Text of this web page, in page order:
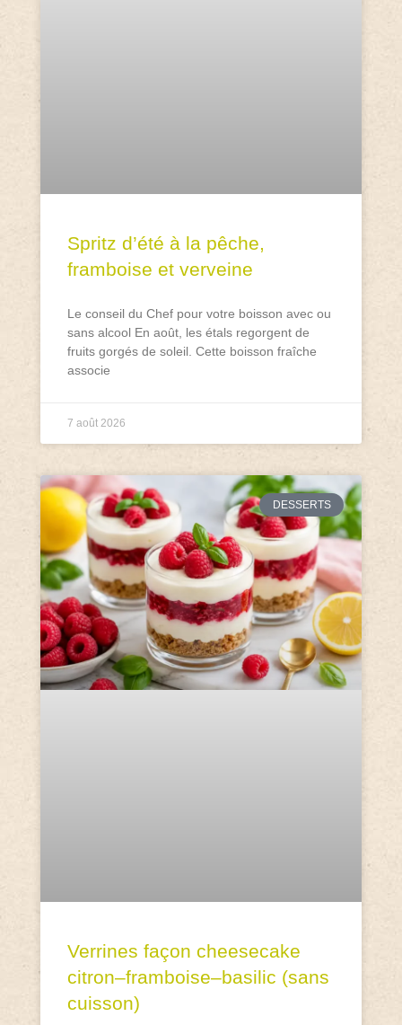
Spritz d’été à la pêche,
framboise et verveine
Le conseil du Chef pour votre boisson avec ou
sans alcool En août, les étals regorgent de
fruits gorgés de soleil. Cette boisson fraîche
associe
7 août 2026
DESSERTS
Verrines façon cheesecake
citron–framboise–basilic (sans
cuisson)